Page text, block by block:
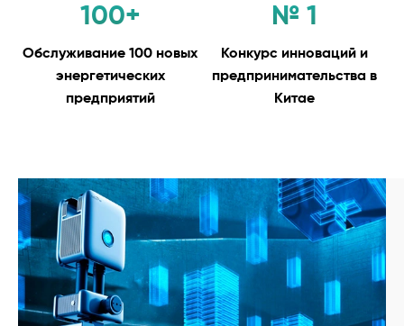
100+
Обслуживание 100 новых
энергетических
предприятий
№ 1
Конкурс инноваций и
предпринимательства в
Китае